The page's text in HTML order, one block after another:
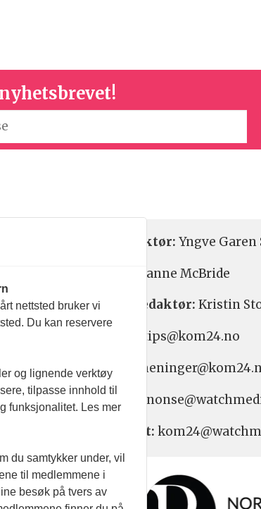
Nyhetsredaktør: Yngve Garen
Hanne McBride
Ansvarlig redaktør: Kristin
Nyhetstips: tips@kom24.no
Meninger:
Annonse:
Abonnement:
nettsted bruker vi
Du kan reservere
og lignende verktøy
tilpasse innhold til
funksjonalitet. Les mer
du samtykker under, vil
til medlemmene i
besøk på tvers av